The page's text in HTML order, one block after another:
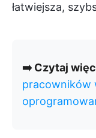
łatwiejsza,
➡️ Czytaj
pracowników